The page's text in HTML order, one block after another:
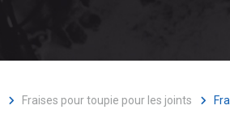
Fraises pour toupie pour les joints